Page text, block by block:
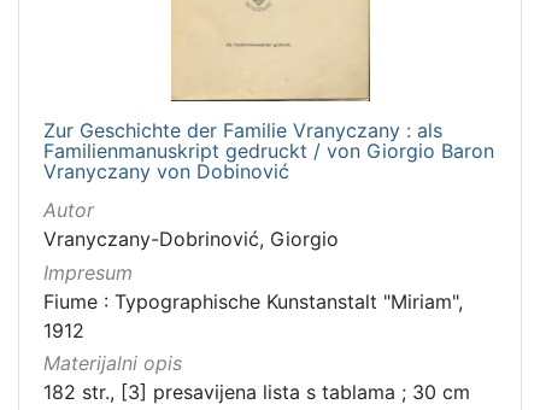
Zur Geschichte der Familie Vranyczany : als
Familienmanuskript gedruckt / von Giorgio Baron
Vranyczany von Dobinović
Autor
Vranyczany-Dobrinović, Giorgio
Impresum
Fiume : Typographische Kunstanstalt "Miriam",
1912
Materijalni opis
182 str., [3] presavijena lista s tablama ; 30 cm